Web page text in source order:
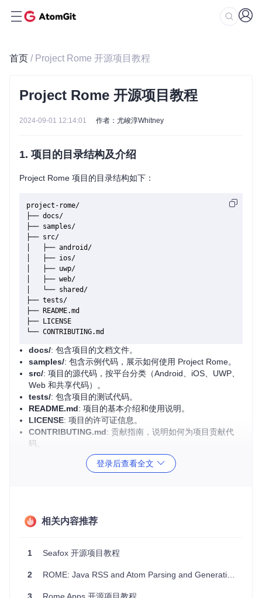
首页 / Project Rome 开源项目教程
Project Rome 开源项目教程
2024-09-01 12:14:01 作者：尤峻淳Whitney
1. 项目的目录结构及介绍
Project Rome 项目的目录结构如下：
project-rome/
├── docs/
├── samples/
├── src/
│   ├── android/
│   ├── ios/
│   ├── uwp/
│   ├── web/
│   └── shared/
├── tests/
├── README.md
├── LICENSE
docs/: 包含项目的文档文件。
samples/: 包含示例代码，展示如何使用 Project Rome。
src/: 项目的源代码，按平台分类（Android、iOS、UWP、
Web 和共享代码）。
tests/: 包含项目的测试代码。
README.md: 项目的基本介绍和使用说明。
LICENSE: 项目的许可证信息。
CONTRIBUTING.md: 贡献指南，说明如何为项目贡献代
码。
2. 项目的启动文件介绍
iOS:src/ios/AppDelegate.swift
src/web/index.html
3. 项目的配置文件介绍
登录后查看全文
相关内容推荐
1 Seafox 开源项目教程
2 ROME: Java RSS and Atom Parsing and Generation Library 教程